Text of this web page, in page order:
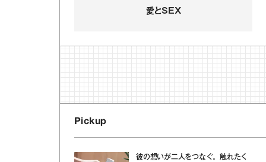
愛とSEX
Pickup
彼の想いが二人をつなぐ。触れたく